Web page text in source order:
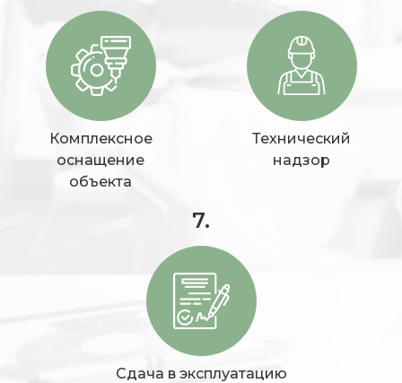
Комплексное
оснащение
объекта
Технический
надзор
7.
Сдача в эксплуатацию